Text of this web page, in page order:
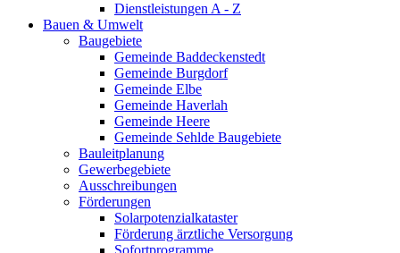
Dienstleistungen A - Z
Bauen & Umwelt
Baugebiete
Gemeinde Baddeckenstedt
Gemeinde Burgdorf
Gemeinde Elbe
Gemeinde Haverlah
Gemeinde Heere
Gemeinde Sehlde Baugebiete
Bauleitplanung
Gewerbegebiete
Ausschreibungen
Förderungen
Solarpotenzialkataster
Förderung ärztliche Versorgung
Sofortprogramme